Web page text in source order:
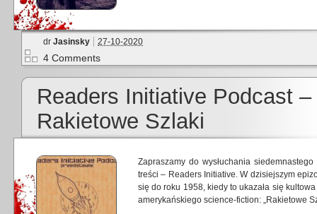
dr Jasinsky 27-10-2020
4 Comments
Readers Initiative Podcast
Rakietowe Szlaki
Zapraszamy do wysłuchania
treści – Readers Initiative. W dzisiejszym
się do roku 1958, kiedy to ukazała się
amerykańskiego science-fiction: „Rakietowe